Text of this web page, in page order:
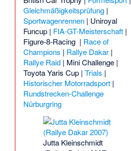
Gleichmäßigkeitsprüfung|
Sportwagenrennen| Uniroyal
Funcup| FIA-GT-Meisterschaft|
Figure-8-Racing| Race of
Champions | Rallye Dakar|
Rallye Raid| Mini Challenge|
Toyota Yaris Cup| Trials |
Historischer Motorradsport|
Rundstrecken-Challenge
Nürburgring
Jutta Kleinschmidt